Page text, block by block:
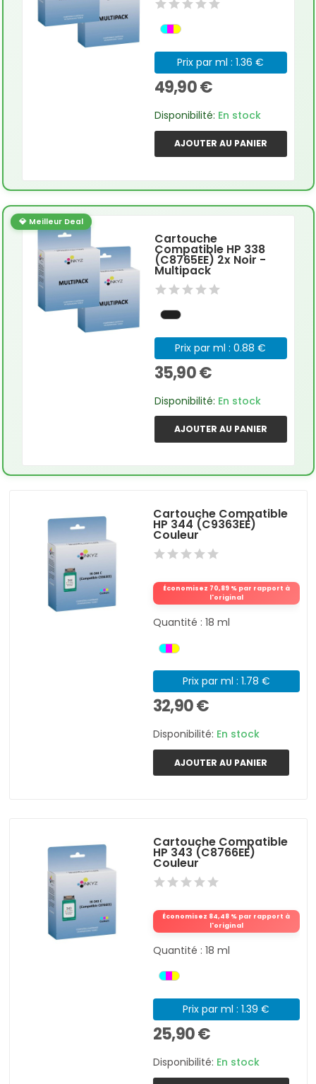
Prix par ml : 1.36 €
49,90 €
Disponibilité: En stock
AJOUTER AU PANIER
💎 Meilleur Deal
Cartouche
Compatible HP 338
(C8765EE) 2x Noir -
Multipack
Prix par ml : 0.88 €
35,90 €
Disponibilité: En stock
AJOUTER AU PANIER
Cartouche Compatible
HP 344 (C9363EE)
Couleur
Économisez 70,89 % par rapport à
l'original
Quantité : 18 ml
Prix par ml : 1.78 €
32,90 €
Disponibilité: En stock
AJOUTER AU PANIER
Cartouche Compatible
HP 343 (C8766EE)
Couleur
Économisez 84,48 % par rapport à
l'original
Quantité : 18 ml
Prix par ml : 1.39 €
25,90 €
Disponibilité: En stock